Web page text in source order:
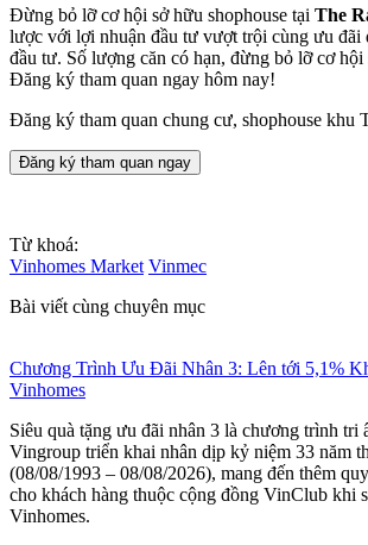
Đừng bỏ lỡ cơ hội sở hữu shophouse tại The
lược với lợi nhuận đầu tư vượt trội cùng ưu đãi
đầu tư. Số lượng căn có hạn, đừng bỏ lỡ cơ
Đăng ký tham quan ngay hôm nay!
Đăng ký tham quan chung cư, shophouse khu
Đăng ký tham quan ngay
Từ khoá:
Vinhomes Market Vinmec
Bài viết cùng chuyên mục
Chương Trình Ưu Đãi Nhân 3: Lên tới 5,1%
Vinhomes
Siêu quà tặng ưu đãi nhân 3 là chương trình tri
Vingroup triển khai nhân dịp kỷ niệm 33 năm
(08/08/1993 – 08/08/2026), mang đến thêm
cho khách hàng thuộc cộng đồng VinClub khi
Vinhomes.